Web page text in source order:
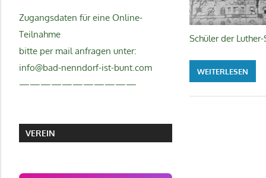
Schüler der
WEITERLESEN
Zugangsdaten für eine Online-
Teilnahme
bitte per mail anfragen unter:
info@bad-nenndorf-ist-bunt.com
———————————
VEREIN